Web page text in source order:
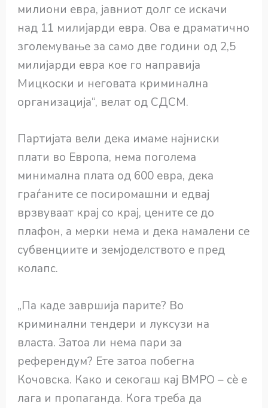
милиони евра, јавниот долг се искачи
над 11 милијарди евра. Ова е драматично
зголемување за само две години од 2,5
милијарди евра кое го направија
Мицкоски и неговата криминална
организација“, велат од СДСМ.
Партијата вели дека имаме најниски
плати во Европа, нема поголема
минимална плата од 600 евра, дека
граѓаните се посиромашни и едвај
врзвуваат крај со крај, цените се до
плафон, а мерки нема и дека намалени се
субвенциите и земјоделството е пред
колапс.
„Па каде завршија парите? Во
криминални тендери и луксузи на
власта. Затоа ли нема пари за
референдум? Ете затоа побегна
Кочовска. Како и секогаш кај ВМРО – сè е
лага и пропаганда. Кога треба да